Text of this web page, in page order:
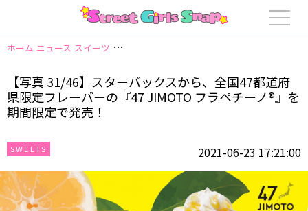
ホーム ニュース スイーツ 【写真 31/46】スターバックスから、全国47都
【写真 31/46】スターバックスから、全国47都道府
県限定フレーバーの『47 JIMOTO フラペチーノ®』を
期間限定で発売！
SWEETS 2021-06-23 17:21:00